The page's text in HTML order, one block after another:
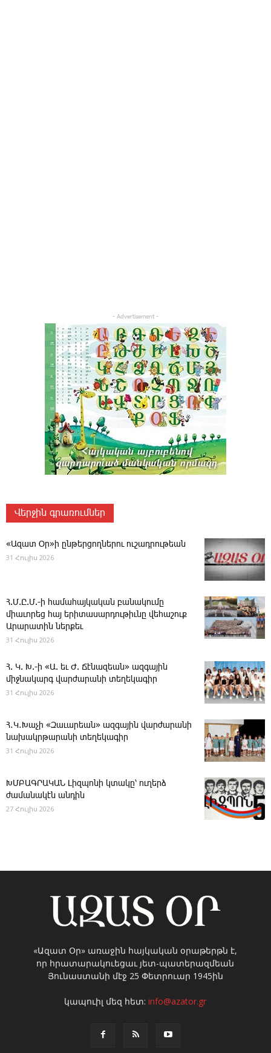
- Advertisement -
Վերջին գրառումներ
«Ազատ Օր»ի ընթերցողներու ուշադրութեան
31 Հուլիս 2026
Հ.Մ.Ը.Մ.-ի համահայկական բանակումը
միաւորեց հայ երիտասարդութիւնը վեհաշուք
Արարատին ներքեւ
31 Հուլիս 2026
Հ. Կ. Խ.-ի «Ա. եւ Ժ. ­Ճէնազեան» ազգային
միջնակարգ վարժարանի տեղեկագիր
31 Հուլիս 2026
Հ․Կ․Խաչի «Զաւարեան» ազգային վարժարանի
նախակրթարանի տեղեկագիր
31 Հուլիս 2026
ԽՄԲԱԳՐԱԿԱՆ ­Լիզպոնի կտակը՝ ուղերձ
ժամանակէն անդին
27 Հուլիս 2026
«Ազատ Օր» առաջին հայկական օրաթերթն է,
որ հրատարակուեցաւ յետ-պատերազմեան
Յունաստանի մէջ 25 Փետրուար 1945ին
կապուիլ մեզ հետ:info@azator.gr